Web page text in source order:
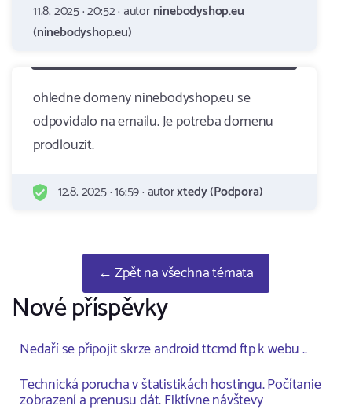
11.8. 2025 · 20:52 · autorninebodyshop.eu
(ninebodyshop.eu)
ohledne domeny ninebodyshop.eu se
odpovidalo na emailu. Je potreba domenu
prodlouzit.
12.8. 2025 · 16:59 · autorxtedy (Podpora)
← Zpět na všechna témata
Nové příspěvky
Nedaří se připojit skrze android ttcmd ftp k webu ..
Technická porucha v štatistikách hostingu. Počítanie
zobrazení a prenusu dát. Fiktívne návštevy